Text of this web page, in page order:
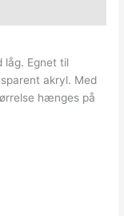
Egnet til
akryl. Med
hænges på